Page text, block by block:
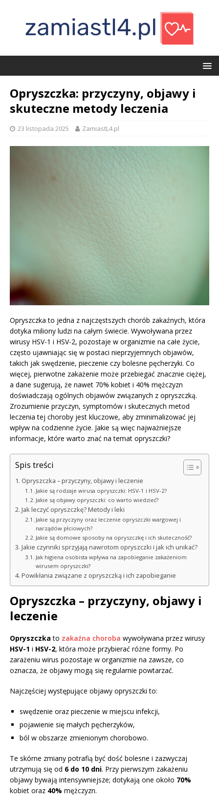
Opryszczka: przyczyny, objawy i
skuteczne metody leczenia
23 listopada 2025 ZamiastL4.pl
Opryszczka to jedna z najczęstszych chorób zakaźnych, która
dotyka miliony ludzi na całym świecie. Wywoływana przez
wirusy HSV-1 i HSV-2, pozostaje w organizmie na całe życie,
często ujawniając się w postaci nieprzyjemnych objawów,
takich jak swędzenie, pieczenie czy bolesne pęcherzyki. Co
więcej, pierwotne zakażenie może przebiegać znacznie ciężej,
a dane sugerują, że nawet 70% kobiet i 40% mężczyzn
doświadczają ogólnych objawów związanych z opryszczką.
Zrozumienie przyczyn, symptomów i skutecznych metod
leczenia tej choroby jest kluczowe, aby zminimalizować jej
wpływ na codzienne życie. Jakie są więc najważniejsze
informacje, które warto znać na temat opryszczki?
Spis treści
Opryszczka – przyczyny, objawy i leczenie
Jakie są rodzaje wirusa opryszczki: HSV-1 i HSV-2?
Jakie są objawy opryszczki: co warto wiedzieć?
Jak leczyć opryszczkę? Metody i leki
Jakie są przyczyny oraz leczenie opryszczki wargowej i
narządów płciowych?
Jakie są domowe sposoby na opryszczkę i ich skuteczność?
Jakie czynniki sprzyjają nawrotom opryszczki i jak ich unikać?
Jak higiena osobista wpływa na zapobieganie zakażeniom
wirusem opryszczki?
Powikłania związane z opryszczką i ich zapobieganie
Opryszczka – przyczyny, objawy i
leczenie
Opryszczka to zakaźna choroba wywoływana przez wirusy
HSV-1 i HSV-2, która może przybierać różne formy. Po
zarażeniu wirus pozostaje w organizmie na zawsze, co
oznacza, że objawy mogą się regularnie powtarzać.
Najczęściej występujące objawy opryszczki to:
swędzenie oraz pieczenie w miejscu infekcji,
pojawienie się małych pęcherzyków,
ból w obszarze zmienionym chorobowo.
Te skórne zmiany potrafią być dość bolesne i zazwyczaj
utrzymują się od 6 do 10 dni. Przy pierwszym zakażeniu
objawy bywają intensywniejsze; dotykają one około 70%
kobiet oraz 40% mężczyzn.